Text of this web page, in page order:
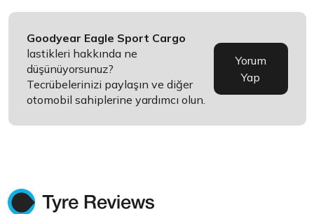
Goodyear Eagle Sport Cargo
lastikleri hakkında ne
düşünüyorsunuz?
Tecrübelerinizi paylaşın ve diğer
otomobil sahiplerine yardımcı olun.
Yorum
Yap